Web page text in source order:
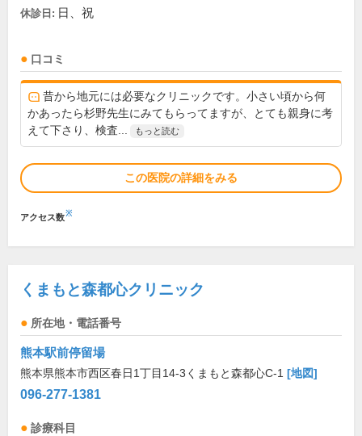
休診日: 日、祝
口コミ
昔から地元には必要なクリニックです。小さい頃から何
かあったら杉野先生にみてもらってますが、とても親身に考
えて下さり、検査...
もっと読む
この医院の詳細をみる
アクセス数※
くまもと森都心クリニック
所在地・電話番号
熊本駅前停留場
熊本県熊本市西区春日1丁目14-3くまもと森都心C-1 [地図]
096-277-1381
診療科目